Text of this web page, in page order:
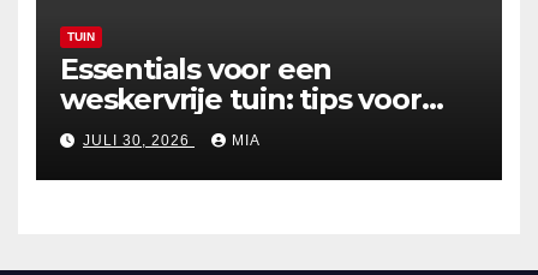
TUIN
Essentials voor een
weskervrije tuin: tips voor
een zorgeloze zomer
JULI 30, 2026 MIA